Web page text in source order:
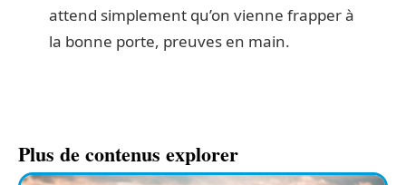
attend simplement qu’on vienne frapper à
la bonne porte, preuves en main.
Plus de contenus explorer